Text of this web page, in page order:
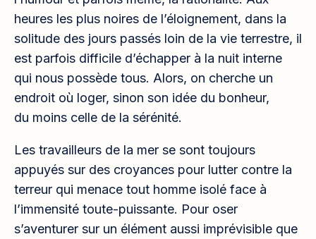
heures les plus noires de l’éloignement, dans la
solitude des jours passés loin de la vie terrestre, il
est parfois difficile d’échapper à la nuit interne
qui nous possède tous. Alors, on cherche un
endroit où loger, sinon son idée du bonheur,
du moins celle de la sérénité.
Les travailleurs de la mer se sont toujours
appuyés sur des croyances pour lutter contre la
terreur qui menace tout homme isolé face à
l’immensité toute-puissante. Pour oser
s’aventurer sur un élément aussi imprévisible que